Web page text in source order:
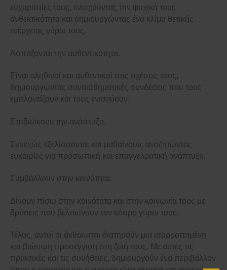
ευχαριστίες τους, ενισχύοντας την ψυχική τους
ανθεκτικότητα και δημιουργώντας ένα κλίμα θετικής
ενέργειας γύρω τους.
Ασπάζονται την αυθεντικότητα.
Είναι αληθινοί και αυθεντικοί στις σχέσεις τους,
δημιουργώντας συναισθηματικές συνδέσεις που τους
εμπλουτίζουν και τους ενισχύουν.
Επιδιώκουν την ανάπτυξη.
Συνεχώς εξελίσσονται και μαθαίνουν, αναζητώντας
ευκαιρίες για προσωπική και επαγγελματική ανάπτυξη.
Συμβάλλουν στην κοινότητα.
Δίνουν πίσω στην κοινότητα και στην κοινωνία τους με
δράσεις που βελτιώνουν τον κόσμο γύρω τους.
Τέλος, αυτοί οι άνθρωποι διατηρούν μια ισορροπημένη
και βιώσιμη προσέγγιση στη ζωή τους. Με αυτές τις
πρακτικές και τις συνήθειες, δημιουργούν ένα περιβάλλον